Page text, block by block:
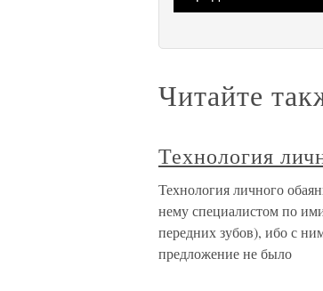
Читайте
Технология
Технология личного
нему специалистом по
передних зубов), ибо с
предложение не было